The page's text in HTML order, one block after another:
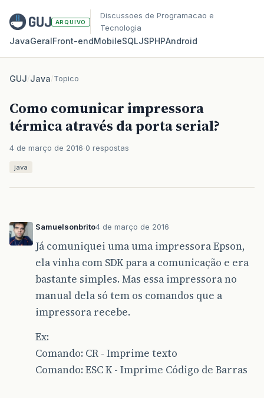
ARQUIVO
Discussoes de Programacao e
Tecnologia
JavaGeralFront‑endMobileSQLJSPHPAndroid
GUJ/Java/Topico
Como comunicar impressora
térmica através da porta serial?
4 de março de 2016 0 respostas
java
Samuelsonbrito4 de março de 2016
Já comuniquei uma uma impressora Epson,
ela vinha com SDK para a comunicação e era
bastante simples. Mas essa impressora no
manual dela só tem os comandos que a
impressora recebe.
Ex:
Comando: CR - Imprime texto
Comando: ESC K - Imprime Código de Barras